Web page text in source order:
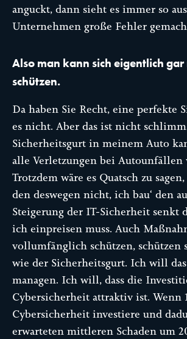
anguckt, dann sieht es immer so
Unternehmen große Fehler
Also man kann sich eigentlich
schützen.
Da haben Sie Recht, eine perfekte
es nicht. Aber das ist nicht
Sicherheitsgurt in meinem Auto
alle Verletzungen bei Autounfällen
Trotzdem wäre es Quatsch zu
den deswegen nicht, ich bau‘ den
Steigerung der IT-Sicherheit senkt
ich einpreisen muss. Auch
vollumfänglich schützen, schützen
wie der Sicherheitsgurt. Ich will
managen. Ich will, dass die
Cybersicherheit attraktiv ist. Wenn
Cybersicherheit investiere und
erwarteten mittleren Schaden um